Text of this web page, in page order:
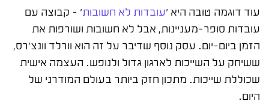
עוד דוגמה טובה היא 'עובדות לא חשובות' – קבוצה עם
עובדות סופר-מעניינות, אבל לא חשובות ושורפות את
הזמן ביום-יום. עסק נוסף שדיבר על זה הוא וורלד וונצ'רס,
ששיחק על השייכות לארגון גדול ולנופש. העצמה אישית
שכוללת שייכות. מתכון חזק ביותר בעולם המודרני של
היום.